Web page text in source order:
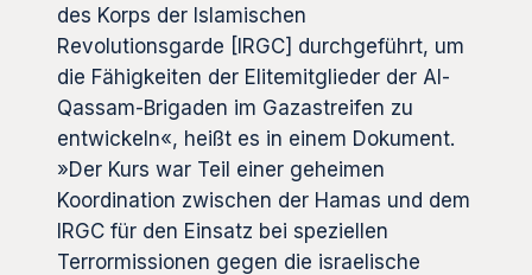
des Korps der Islamischen
Revolutionsgarde [IRGC] durchgeführt, um
die Fähigkeiten der Elitemitglieder der Al-
Qassam-Brigaden im Gazastreifen zu
entwickeln«, heißt es in einem Dokument.
»Der Kurs war Teil einer geheimen
Koordination zwischen der Hamas und dem
IRGC für den Einsatz bei speziellen
Terrormissionen gegen die israelische